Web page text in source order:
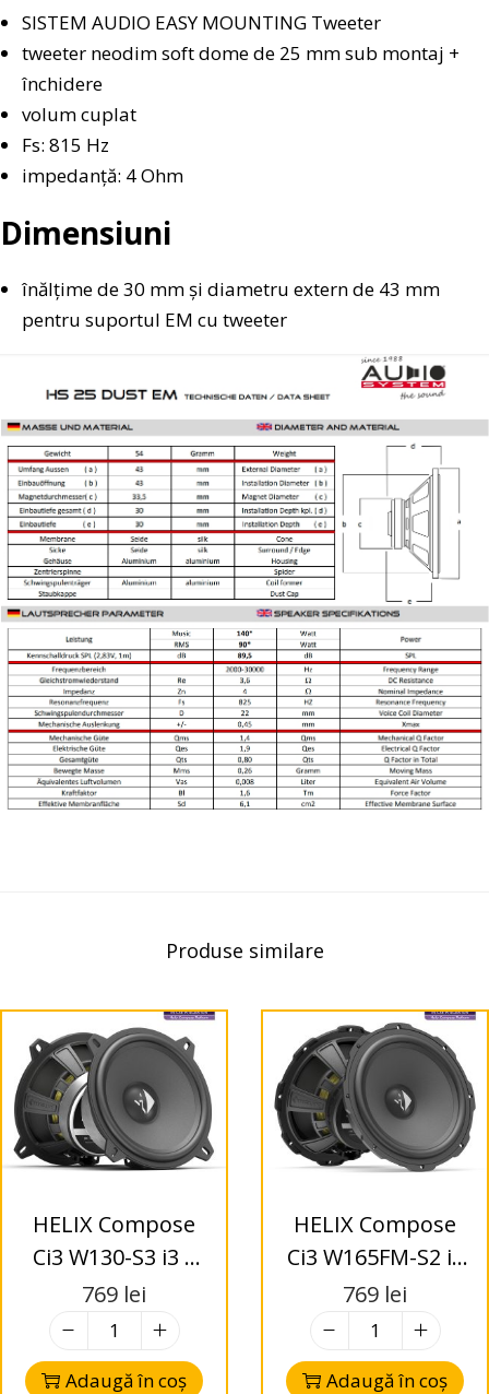
SISTEM AUDIO EASY MOUNTING Tweeter
tweeter neodim soft dome de 25 mm sub montaj +
închidere
volum cuplat
Fs: 815 Hz
impedanță: 4 Ohm
Dimensiuni
înălțime de 30 mm și diametru extern de 43 mm
pentru suportul EM cu tweeter
Produse similare
HELIX Compose
Ci3 W130-S3 i3 –
Difuzoare Woofer
130mm – 3 Ohms
769 lei
Adaugă în coș
HELIX Compose
Ci3 W165FM-S2 i3
– Difuzoare
Woofer 165mm –
2 Ohms
769 lei
Adaugă în coș